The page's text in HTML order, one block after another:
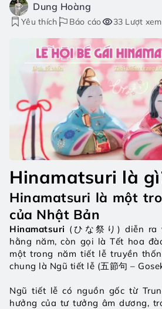
Dung Hoàng
Yêu thích Báo cáo 33 Lượt xem
Hinamatsuri là
Hinamatsuri là một
của Nhật Bản
Hinamatsuri (ひな祭り) diễn ra
hằng năm, còn gọi là Tết hoa
một trong năm tiết lễ truyền
chung là Ngũ tiết lễ (五節句 –
Ngũ tiết lễ có nguồn gốc từ
hưởng của tư tưởng âm dương,